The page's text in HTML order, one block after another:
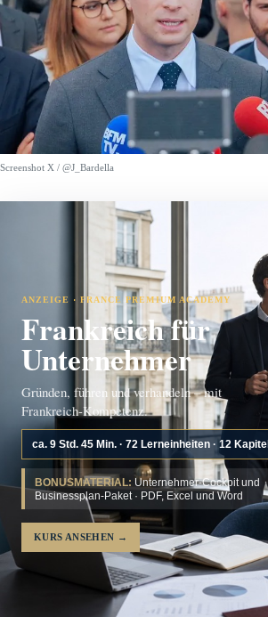
Screenshot X / @J_Bardella
ANZEIGE · FRANCE PREMIUM ACADEMY
Frankreich für
Unternehmer
Gründen, führen und verhandeln – mit
Frankreich-Kompetenz.
ca. 9 Std. 45 Min. · 72 Lerneinheiten · 12 Kapitel
BONUSMATERIAL: Unternehmer-Cockpit und
Businessplan-Paket · PDF, Excel und Word
KURS ANSEHEN →